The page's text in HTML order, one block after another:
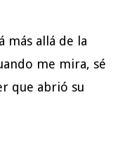
más allá de la
me mira, sé
que abrió su